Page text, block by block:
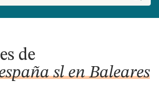
de
sl en Baleares